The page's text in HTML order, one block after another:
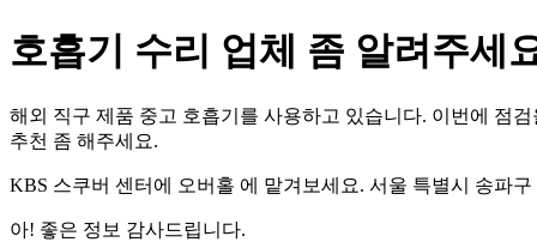
호흡기 수리 업체 좀 알려주세
해외 직구 제품 중고 호흡기를 사용하고 있습니다. 이번에 점
추천 좀 해주세요.
KBS 스쿠버 센터에 오버홀 에 맡겨보세요. 서울 특별시 송파구
아! 좋은 정보 감사드립니다.